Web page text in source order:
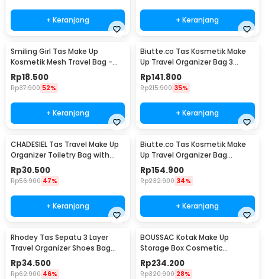
+ Keranjang + Keranjang
Smiling Girl Tas Make Up
Kosmetik Mesh Travel Bag -
SMG3
Rp18.500
Rp37.900 52%
+ Keranjang
Biutte.co Tas Kosmetik Make
Up Travel Organizer Bag 3
Layers 37x26x13cm - F120
Rp141.800
Rp215.900 35%
+ Keranjang
CHADESIEL Tas Travel Make Up
Organizer Toiletry Bag with
Hook - C150
Rp30.500
Rp56.900 47%
+ Keranjang
Biutte.co Tas Kosmetik Make
Up Travel Organizer Bag
Waterproof - F220
Rp154.900
Rp232.900 34%
+ Keranjang
Rhodey Tas Sepatu 3 Layer
Travel Organizer Shoes Bag
Nylon Mesh Oxford - LK-20
Rp34.500
Rp62.900 46%
BOUSSAC Kotak Make Up
Storage Box Cosmetic
Organizer Dustproof - 3028
Rp234.200
Rp320.900 28%